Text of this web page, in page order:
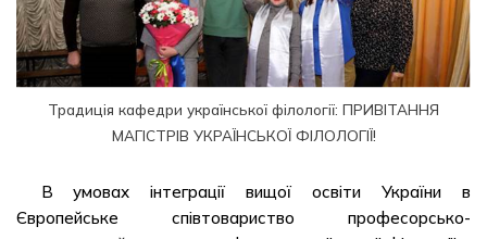
Традиція кафедри української філології: ПРИВІТАННЯ
МАГІСТРІВ УКРАЇНСЬКОЇ ФІЛОЛОГІЇ!
В умовах інтеграції вищої освіти України в
Європейське співтовариство професорсько-